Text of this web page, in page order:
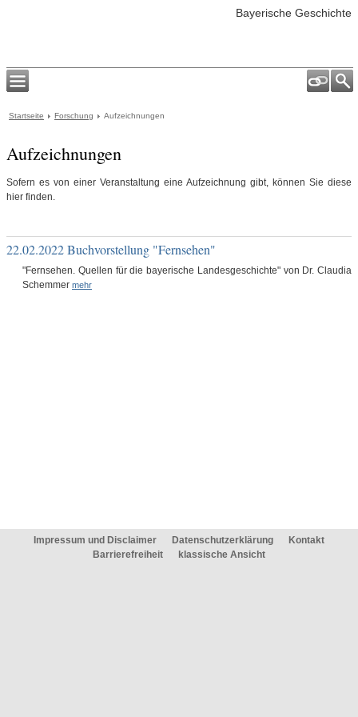
Bayerische Geschichte
Startseite Forschung Aufzeichnungen
Aufzeichnungen
Sofern es von einer Veranstaltung eine Aufzeichnung gibt, können Sie diese
hier finden.
22.02.2022 Buchvorstellung "Fernsehen"
"Fernsehen. Quellen für die bayerische Landesgeschichte" von Dr. Claudia
Schemmer mehr
Impressum und Disclaimer Datenschutzerklärung
Kontakt
Barrierefreiheit
klassische Ansicht